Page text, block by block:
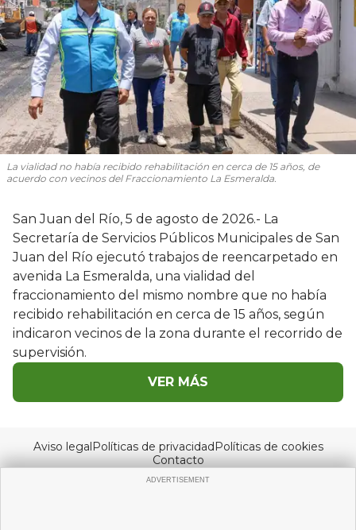
La vialidad no había recibido rehabilitación en cerca de 15 años, de
acuerdo con vecinos del Fraccionamiento La Esmeralda.
San Juan del Río, 5 de agosto de 2026.- La
Secretaría de Servicios Públicos Municipales de San
Juan del Río ejecutó trabajos de reencarpetado en
avenida La Esmeralda, una vialidad del
fraccionamiento del mismo nombre que no había
recibido rehabilitación en cerca de 15 años, según
indicaron vecinos de la zona durante el recorrido de
supervisión.
VER MÁS
Aviso legalPolíticas de privacidadPolíticas de cookies
Contacto